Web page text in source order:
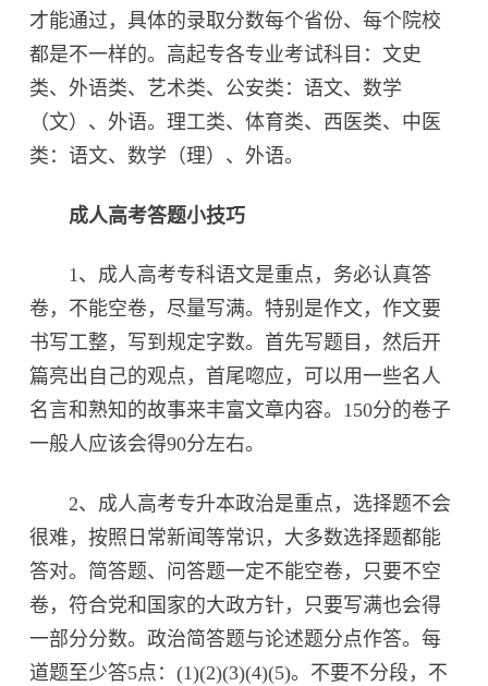
才能通过，具体的录取分数每个省份、每个院校
都是不一样的。高起专各专业考试科目：文史
类、外语类、艺术类、公安类：语文、数学
（文）、外语。理工类、体育类、西医类、中医
类：语文、数学（理）、外语。
成人高考答题小技巧
1、成人高考专科语文是重点，务必认真答
卷，不能空卷，尽量写满。特别是作文，作文要
书写工整，写到规定字数。首先写题目，然后开
篇亮出自己的观点，首尾唿应，可以用一些名人
名言和熟知的故事来丰富文章内容。150分的卷子
一般人应该会得90分左右。
2、成人高考专升本政治是重点，选择题不会
很难，按照日常新闻等常识，大多数选择题都能
答对。简答题、问答题一定不能空卷，只要不空
卷，符合党和国家的大政方针，只要写满也会得
一部分分数。政治简答题与论述题分点作答。每
道题至少答5点：(1)(2)(3)(4)(5)。不要不分段，不